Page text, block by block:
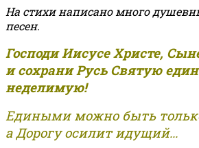
На стихи написано много
песен.
Господи Иисусе Христе,
и сохрани Русь Святую
неделимую!
Едиными можно быть
а Дорогу осилит идущий...